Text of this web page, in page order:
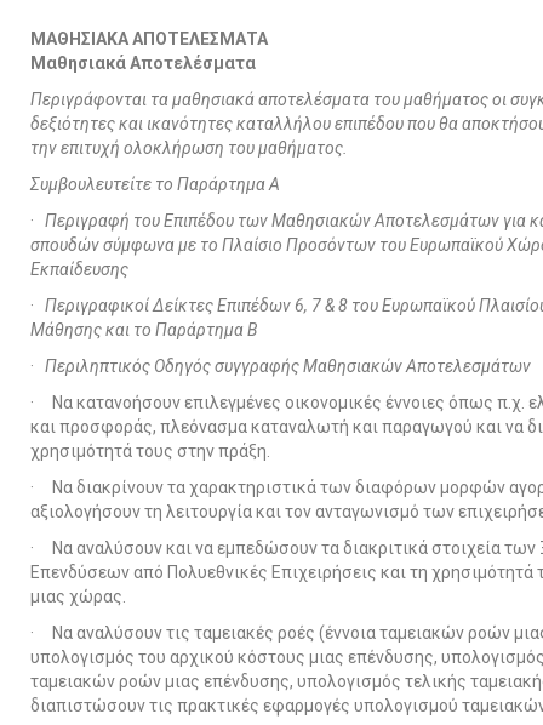
ΜΑΘΗΣΙΑΚΑ ΑΠΟΤΕΛΕΣΜΑΤΑ
Μαθησιακά Αποτελέσματα
Περιγράφονται τα μαθησιακά αποτελέσματα του μαθήματος οι
δεξιότητες και ικανότητες καταλλήλου επιπέδου που θα
την επιτυχή ολοκλήρωση του μαθήματος.
Συμβουλευτείτε το Παράρτημα Α
· Περιγραφή του Επιπέδου των Μαθησιακών Αποτελεσμάτων για
σπουδών σύμφωνα με το Πλαίσιο Προσόντων του Ευρωπαϊκού
Εκπαίδευσης
· Περιγραφικοί Δείκτες Επιπέδων 6, 7 & 8 του Ευρωπαϊκού
Μάθησης και το Παράρτημα Β
· Περιληπτικός Οδηγός συγγραφής Μαθησιακών Αποτελεσμάτων
· Να κατανοήσουν επιλεγμένες οικονομικές έννοιες όπως π.χ.
και προσφοράς, πλεόνασμα καταναλωτή και παραγωγού και να
χρησιμότητά τους στην πράξη.
· Να διακρίνουν τα χαρακτηριστικά των διαφόρων μορφών
αξιολογήσουν τη λειτουργία και τον ανταγωνισμό των
· Να αναλύσουν και να εμπεδώσουν τα διακριτικά στοιχεία
Επενδύσεων από Πολυεθνικές Επιχειρήσεις και τη χρησιμότητά
μιας χώρας.
· Να αναλύσουν τις ταμειακές ροές (έννοια ταμειακών ροών
υπολογισμός του αρχικού κόστους μιας επένδυσης,
ταμειακών ροών μιας επένδυσης, υπολογισμός τελικής
διαπιστώσουν τις πρακτικές εφαρμογές υπολογισμού